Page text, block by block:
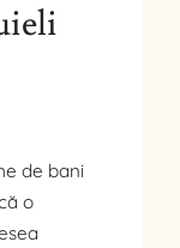
de bani
o